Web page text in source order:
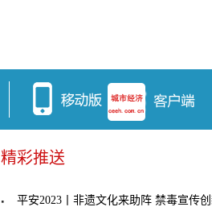
精彩推送
平安2023丨非遗文化来助阵 禁毒宣传